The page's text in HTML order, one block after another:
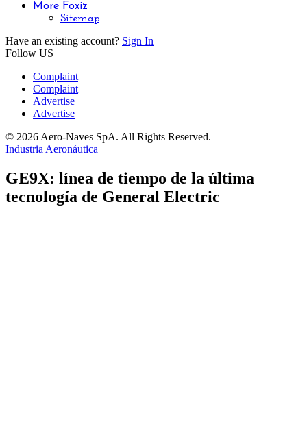
More Foxiz
Sitemap
Have an existing account? Sign In
Follow US
Complaint
Complaint
Advertise
Advertise
© 2026 Aero-Naves SpA. All Rights Reserved.
Industria Aeronáutica
GE9X: línea de tiempo de la última
tecnología de General Electric